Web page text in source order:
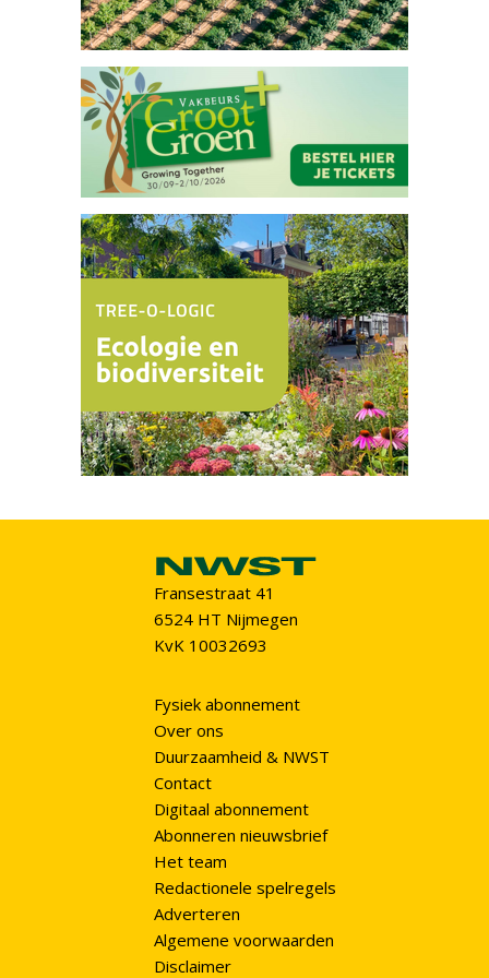
Fransestraat 41
6524 HT Nijmegen
KvK 10032693
Fysiek abonnement
Over ons
Duurzaamheid & NWST
Contact
Digitaal abonnement
Abonneren nieuwsbrief
Het team
Redactionele spelregels
Adverteren
Algemene voorwaarden
Disclaimer